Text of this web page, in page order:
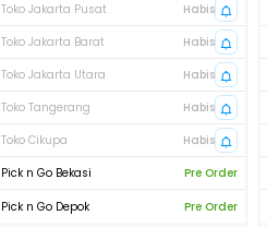
Toko Jakarta Pusat
Habis
Toko Jakarta Barat
Habis
Toko Jakarta Utara
Habis
Toko Tangerang
Habis
Toko Cikupa
Habis
Pick n Go Bekasi
Pre Order
Pick n Go Depok Pre Order